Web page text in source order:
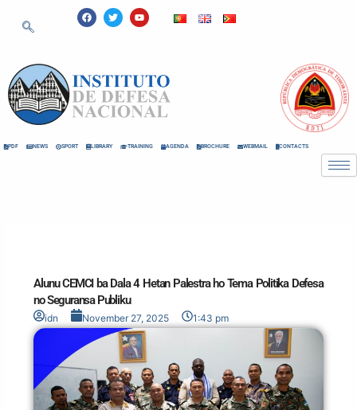
F
a
c
k
T
w
i
Y
o
u
PDF NEWS SPORT LIBRARY TRAINING AGENDA BROCHURE WEBMAIL CONTACTS
Alunu CEMCI ba Dala 4 Hetan Palestra ho Tema Politika Defesa
no Seguransa Publiku
idn November 27, 2025 1:43 pm